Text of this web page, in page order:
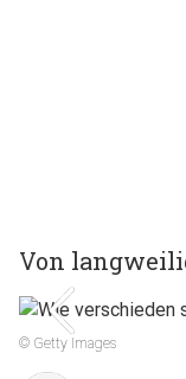
Von
© Getty Images